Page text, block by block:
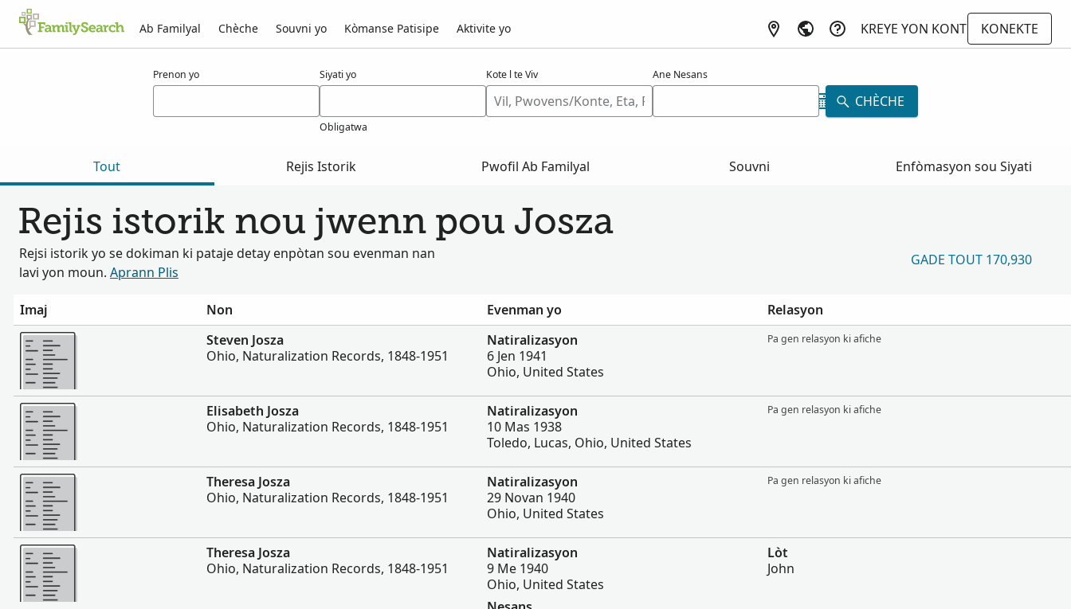
Ab Familyal Chèche Souvni yo Kòmanse Patisipe Aktivite yo KREYE YON KONT
KONEKTE
Prenon yo Siyati yo
Obligatwa
Kote l te Viv Ane Nesans
CHÈCHE
Tout Rejis Istorik Pwofil Ab Familyal Souvni Enfòmasyon sou Siyati
Rejis istorik nou jwenn pou Josza
Rejsi istorik yo se dokiman ki pataje detay enpòtan sou evenman nan
lavi yon moun. Aprann Plis
GADE TOUT 170,930
Imaj Non Evenman yo
Relasyon
Plis
Steven Josza
Ohio, Naturalization Records, 1848-1951
Natiralizasyon
6 Jen 1941
Ohio, United States
Pa gen relasyon ki afiche
Plis
Elisabeth Josza
Ohio, Naturalization Records, 1848-1951
Natiralizasyon
10 Mas 1938
Toledo, Lucas, Ohio, United States
Pa gen relasyon ki afiche
Plis
Theresa Josza
Ohio, Naturalization Records, 1848-1951
Natiralizasyon
29 Novan 1940
Ohio, United States
Pa gen relasyon ki afiche
Plis
Theresa Josza
Ohio, Naturalization Records, 1848-1951
Natiralizasyon
9 Me 1940
Ohio, United States
Lòt
John